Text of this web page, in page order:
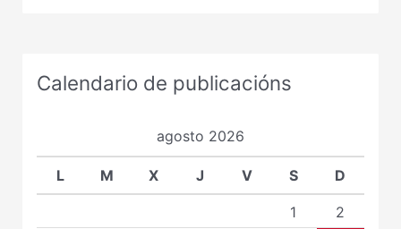
Calendario de publicacións
agosto 2026
L M X J V S D
1
2